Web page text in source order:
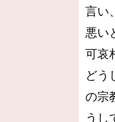
言い
悪い
可哀
どう
の宗
うし